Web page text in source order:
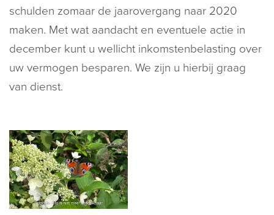
schulden zomaar de jaarovergang naar 2020
maken. Met wat aandacht en eventuele actie in
december kunt u wellicht inkomstenbelasting over
uw vermogen besparen. We zijn u hierbij graag
van dienst.